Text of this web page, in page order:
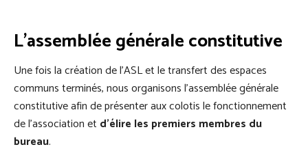
L’assemblée générale constitutive
Une fois la création de l’ASL et le transfert des espaces
communs terminés, nous organisons l’assemblée générale
constitutive afin de présenter aux colotis le fonctionnement
de l’association et d’élire les premiers membres du
bureau.